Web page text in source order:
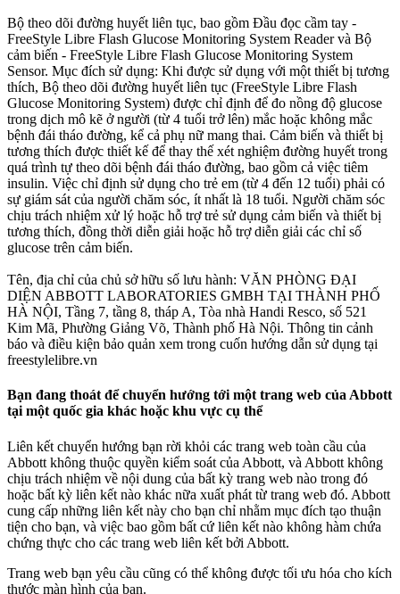
Bộ theo dõi đường huyết liên tục, bao gồm Đầu đọc cầm tay -
FreeStyle Libre Flash Glucose Monitoring System Reader và Bộ
cảm biến - FreeStyle Libre Flash Glucose Monitoring System
Sensor. Mục đích sử dụng: Khi được sử dụng với một thiết bị tương
thích, Bộ theo dõi đường huyết liên tục (FreeStyle Libre Flash
Glucose Monitoring System) được chỉ định để đo nồng độ glucose
trong dịch mô kẽ ở người (từ 4 tuổi trở lên) mắc hoặc không mắc
bệnh đái tháo đường, kể cả phụ nữ mang thai. Cảm biến và thiết bị
tương thích được thiết kế để thay thế xét nghiệm đường huyết trong
quá trình tự theo dõi bệnh đái tháo đường, bao gồm cả việc tiêm
insulin. Việc chỉ định sử dụng cho trẻ em (từ 4 đến 12 tuổi) phải có
sự giám sát của người chăm sóc, ít nhất là 18 tuổi. Người chăm sóc
chịu trách nhiệm xử lý hoặc hỗ trợ trẻ sử dụng cảm biến và thiết bị
tương thích, đồng thời diễn giải hoặc hỗ trợ diễn giải các chỉ số
glucose trên cảm biến.
Tên, địa chỉ của chủ sở hữu số lưu hành: VĂN PHÒNG ĐẠI
DIỆN ABBOTT LABORATORIES GMBH TẠI THÀNH PHỐ
HÀ NỘI, Tầng 7, tầng 8, tháp A, Tòa nhà Handi Resco, số 521
Kim Mã, Phường Giảng Võ, Thành phố Hà Nội. Thông tin cảnh
báo và điều kiện bảo quản xem trong cuốn hướng dẫn sử dụng tại
freestylelibre.vn
Bạn đang thoát để chuyển hướng tới một trang web của Abbott
tại một quốc gia khác hoặc khu vực cụ thể
Liên kết chuyển hướng bạn rời khỏi các trang web toàn cầu của
Abbott không thuộc quyền kiểm soát của Abbott, và Abbott không
chịu trách nhiệm về nội dung của bất kỳ trang web nào trong đó
hoặc bất kỳ liên kết nào khác nữa xuất phát từ trang web đó. Abbott
cung cấp những liên kết này cho bạn chỉ nhằm mục đích tạo thuận
tiện cho bạn, và việc bao gồm bất cứ liên kết nào không hàm chứa
chứng thực cho các trang web liên kết bởi Abbott.
Trang web bạn yêu cầu cũng có thể không được tối ưu hóa cho kích
thước màn hình của bạn.